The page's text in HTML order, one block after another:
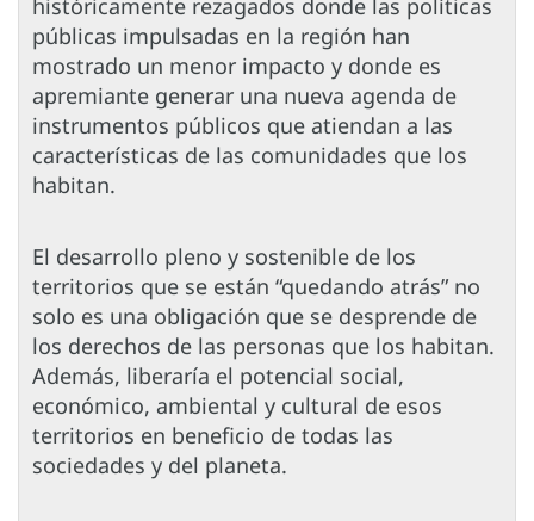
históricamente rezagados donde las políticas
públicas impulsadas en la región han
mostrado un menor impacto y donde es
apremiante generar una nueva agenda de
instrumentos públicos que atiendan a las
características de las comunidades que los
habitan.
El desarrollo pleno y sostenible de los
territorios que se están “quedando atrás” no
solo es una obligación que se desprende de
los derechos de las personas que los habitan.
Además, liberaría el potencial social,
económico, ambiental y cultural de esos
territorios en beneficio de todas las
sociedades y del planeta.